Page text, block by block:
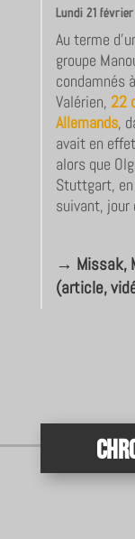
Lundi 21
Au terme
groupe
condamnés
Valérien, 22
Allemands,
avait en
alors que
Stuttgart,
suivant, jour
→ Missak,
(article,